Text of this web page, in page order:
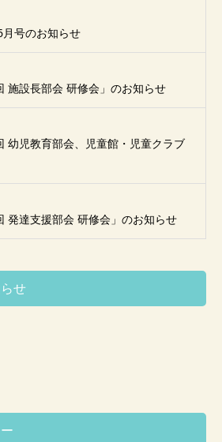
号のお知らせ
施設長部会 研修会」のお知らせ
幼児教育部会、児童館・児童クラブ
発達支援部会 研修会」のお知らせ
せ